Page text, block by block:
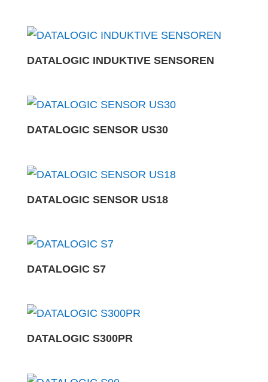
DATALOGIC INDUKTIVE SENSOREN
DATALOGIC SENSOR US30
DATALOGIC SENSOR US18
DATALOGIC S7
DATALOGIC S300PR